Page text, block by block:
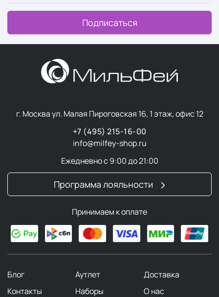
Подписаться
г. Москва ул. Малая Пироговская 16, 1 этаж, офис 12
+7 (495) 215-16-00
info@milfey-shop.ru
Ежедневно с 9:00 до 21:00
Программа лояльности
Принимаем к оплате
Блог Аутлет
Доставка
Контакты
Наборы
О нас